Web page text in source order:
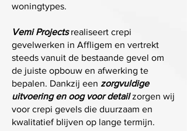
woningtypes.
Vemi Projectsrealiseert crepi
gevelwerken in Affligem en vertrekt
steeds vanuit de bestaande gevel om
de juiste opbouw en afwerking te
bepalen. Dankzij een zorgvuldige
uitvoering en oog voor detailzorgen wij
voor crepi gevels die duurzaam en
kwalitatief blijven op lange termijn.